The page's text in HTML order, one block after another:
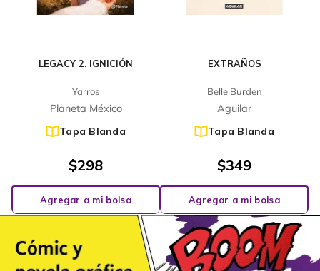
LEGACY 2. IGNICIÓN
Yarros
Planeta México
Tapa Blanda
$298
Agregar a mi bolsa
EXTRAÑOS
Belle Burden
Aguilar
Tapa Blanda
$349
Agregar a mi bolsa